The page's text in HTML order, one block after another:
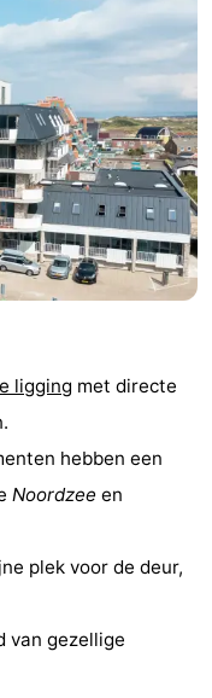
ligging met directe
hebben een
Noordzee en
plek voor de deur,
van gezellige